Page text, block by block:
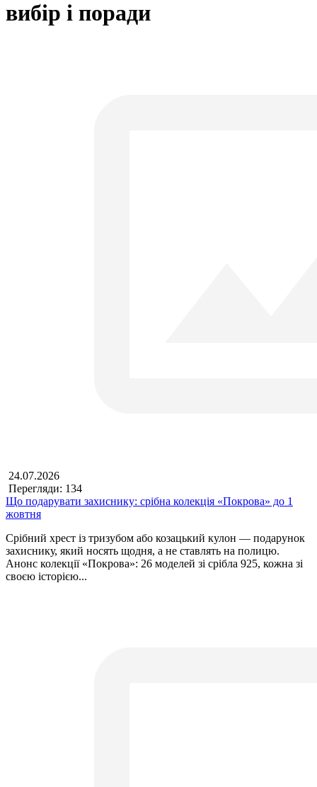
вибір і поради
24.07.2026
Перегляди: 134
Що подарувати захиснику: срібна колекція «Покрова» до 1
жовтня
Срібний хрест із тризубом або козацький кулон — подарунок
захиснику, який носять щодня, а не ставлять на полицю.
Анонс колекції «Покрова»: 26 моделей зі срібла 925, кожна зі
своєю історією...